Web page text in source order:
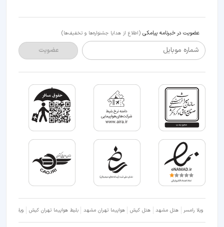
عضویت در خبرنامه پیامکی (اطلاع از هدایا جشنواره‌ها و تخفیف‌ها)
شماره موبایل عضویت
ویلا رامسر هتل مشهد هتل کیش هواپیما تهران مشهد بلیط هواپیما تهران کیش ویلا شمال